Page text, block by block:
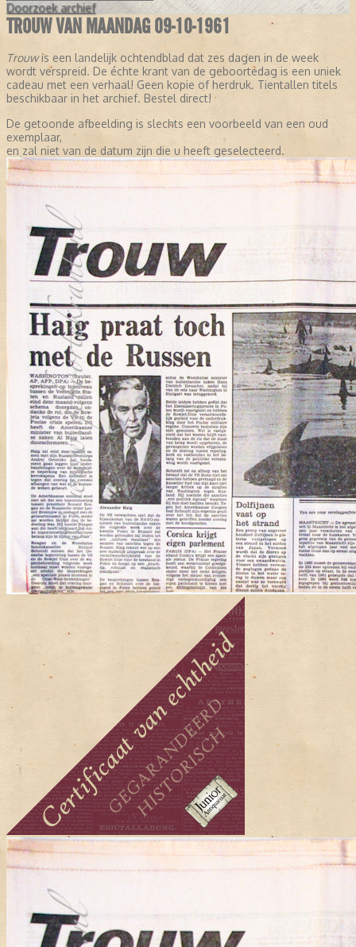
Doorzoek archief
TROUW VAN MAANDAG 09-10-1961
Trouwis een landelijk ochtendblad dat zes dagen in de week
wordt verspreid. De échte krant van de geboortedag is een uniek
cadeau met een verhaal! Geen kopie of herdruk. Tientallen titels
beschikbaar in het archief. Bestel direct!
De getoonde afbeelding is slechts een voorbeeld van een oud
exemplaar,
en zal niet van de datum zijn die u heeft geselecteerd.